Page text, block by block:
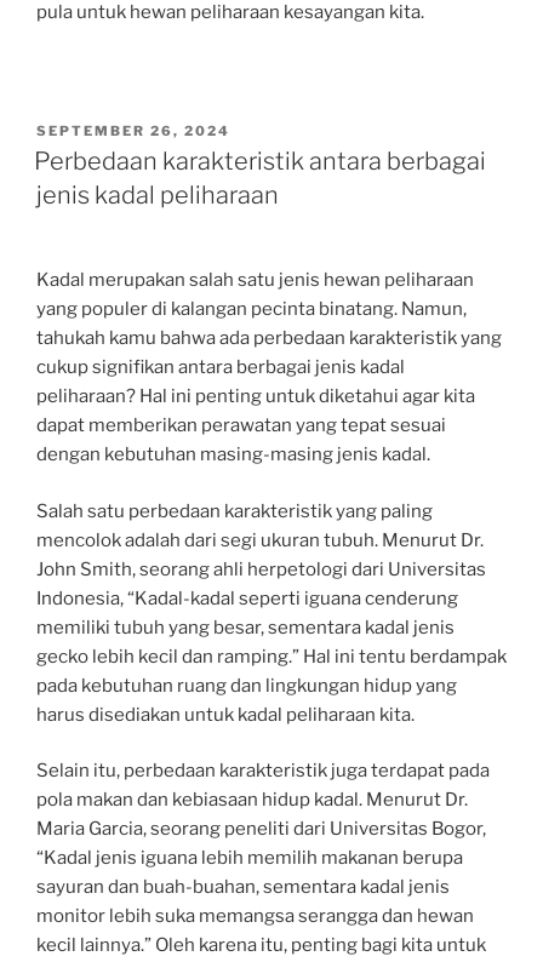
pula untuk hewan peliharaan kesayangan kita.
POSTED
ON
SEPTEMBER 26, 2024
Perbedaan karakteristik antara berbagai
jenis kadal peliharaan
Kadal merupakan salah satu jenis hewan peliharaan
yang populer di kalangan pecinta binatang. Namun,
tahukah kamu bahwa ada perbedaan karakteristik yang
cukup signifikan antara berbagai jenis kadal
peliharaan? Hal ini penting untuk diketahui agar kita
dapat memberikan perawatan yang tepat sesuai
dengan kebutuhan masing-masing jenis kadal.
Salah satu perbedaan karakteristik yang paling
mencolok adalah dari segi ukuran tubuh. Menurut Dr.
John Smith, seorang ahli herpetologi dari Universitas
Indonesia, “Kadal-kadal seperti iguana cenderung
memiliki tubuh yang besar, sementara kadal jenis
gecko lebih kecil dan ramping.” Hal ini tentu berdampak
pada kebutuhan ruang dan lingkungan hidup yang
harus disediakan untuk kadal peliharaan kita.
Selain itu, perbedaan karakteristik juga terdapat pada
pola makan dan kebiasaan hidup kadal. Menurut Dr.
Maria Garcia, seorang peneliti dari Universitas Bogor,
“Kadal jenis iguana lebih memilih makanan berupa
sayuran dan buah-buahan, sementara kadal jenis
monitor lebih suka memangsa serangga dan hewan
kecil lainnya.” Oleh karena itu, penting bagi kita untuk